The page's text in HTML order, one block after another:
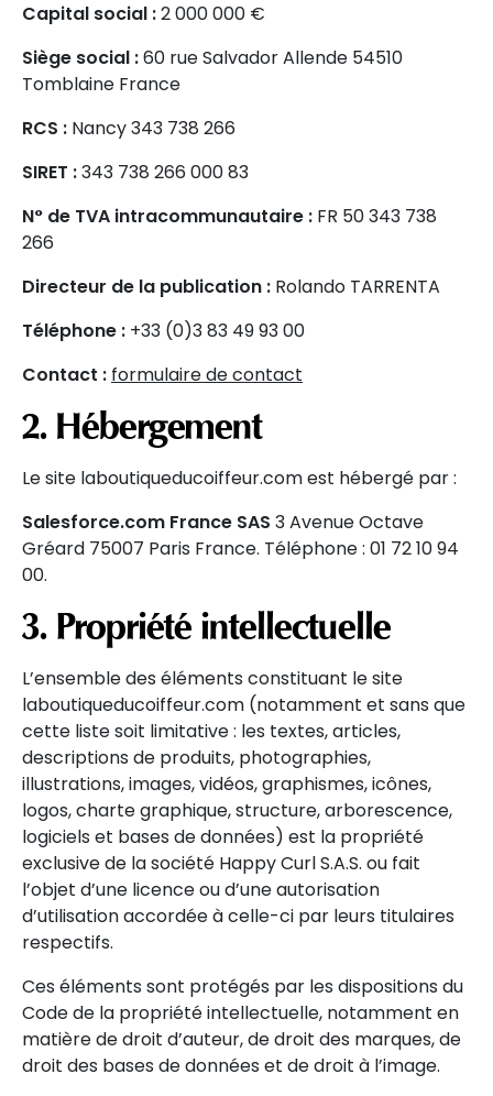
Capital social :2 000 000 €
Siège social :60 rue Salvador Allende 54510
Tomblaine France
RCS : Nancy 343 738 266
SIRET :343 738 266 000 83
N° de TVA intracommunautaire : FR 50 343 738
266
Directeur de la publication : Rolando TARRENTA
Téléphone : +33 (0)3 83 49 93 00
Contact : formulaire de contact
2. Hébergement
Le site laboutiqueducoiffeur.com est hébergé par :
Salesforce.com France SAS 3 Avenue Octave
Gréard 75007 Paris France. Téléphone : 01 72 10 94
00.
3. Propriété intellectuelle
L’ensemble des éléments constituant le site
laboutiqueducoiffeur.com (notamment et sans que
cette liste soit limitative : les textes, articles,
descriptions de produits, photographies,
illustrations, images, vidéos, graphismes, icônes,
logos, charte graphique, structure, arborescence,
logiciels et bases de données) est la propriété
exclusive de la société Happy Curl S.A.S. ou fait
l’objet d’une licence ou d’une autorisation
d’utilisation accordée à celle-ci par leurs titulaires
respectifs.
Ces éléments sont protégés par les dispositions du
Code de la propriété intellectuelle, notamment en
matière de droit d’auteur, de droit des marques, de
droit des bases de données et de droit à l’image.